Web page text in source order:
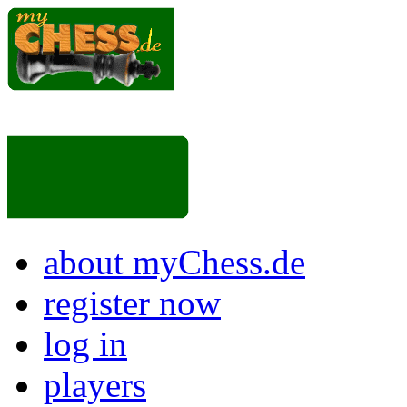
about myChess.de
register now
log in
players